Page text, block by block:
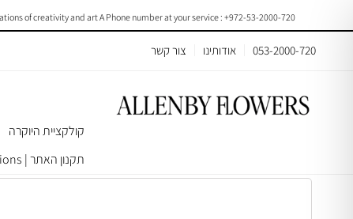
of creativity and art A Phone number at your service : +972-53-2000-720
053-2000-720 אודותינו צור קשר
קולקציית היוקרה
תקנון האתר | Terms & Conditions